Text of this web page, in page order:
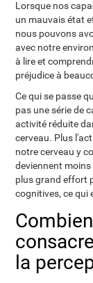
Lorsque nos
un mauvais état
nous pouvons
avec notre
à lire et
préjudice à
Ce qui se passe
pas une série de
activité réduite
cerveau. Plus
notre cerveau y
deviennent
plus grand effort
cognitives, ce qui
la